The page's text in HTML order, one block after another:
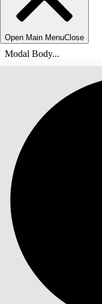
Open Main MenuClose
Modal Body...
目錄